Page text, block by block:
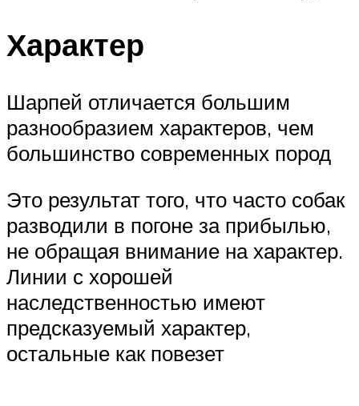
Характер
Шарпей отличается большим
разнообразием характеров, чем
большинство современных пород
Это результат того, что часто собак
разводили в погоне за прибылью,
не обращая внимание на характер.
Линии с хорошей
наследственностью имеют
предсказуемый характер,
остальные как повезет